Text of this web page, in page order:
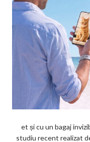
et și cu un bagaj
studiu recent realizat